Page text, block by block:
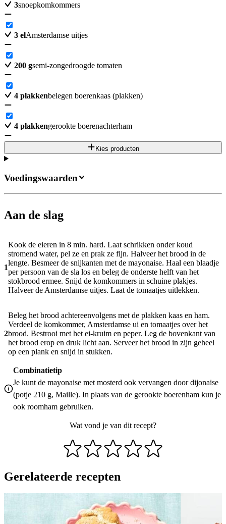
3snoepkomkommers
3 elAmsterdamse uitjes
200 gsemi-zongedroogde tomaten
4 plakkenbelegen boerenkaas (plakken)
4 plakkengerookte boerenachterham
Kies producten
Aan de slag
1
Kook de eieren in 8 min. hard. Laat schrikken onder koud
stromend water, pel ze en prak ze fijn. Halveer het brood in de
lengte. Besmeer de snijkanten met de mayonaise. Haal een blaadje
per persoon van de sla los en beleg de onderste helft van het
stokbrood ermee. Snijd de komkommers in schuine plakjes.
Halveer de Amsterdamse uitjes. Laat de tomaatjes uitlekken.
2
Beleg het brood achtereenvolgens met de plakken kaas en ham.
Verdeel de komkommer, Amsterdamse ui en tomaatjes over het
brood. Bestrooi met het ei-kruim en peper. Leg de bovenkant van
het brood erop en druk licht aan. Serveer het brood in zijn geheel
op een plank en snijd in stukken.
Combinatietip
Je kunt de mayonaise met mosterd ook vervangen door dijonaise
(potje 210 g, Maille). In plaats van de gerookte boerenham kun je
ook roomham gebruiken.
Wat vond je van dit recept?
Voedingswaarden
Gerelateerde recepten